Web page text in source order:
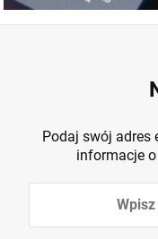
Podaj swój adres
informacje